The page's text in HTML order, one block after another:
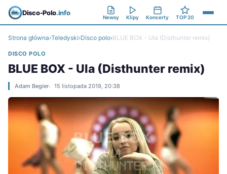
Disco-Polo.info
Newsy Klipy Koncerty TOP 20
Strona główna›Teledyski›Disco polo›BLUE BOX - Ula (Disthunter remix)
DISCO POLO
BLUE BOX - Ula (Disthunter remix)
Adam Begier 15 listopada 2019, 20:38